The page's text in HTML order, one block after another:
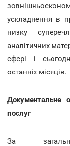
ускладнення в
низку
аналітичних
сфері і
останніх місяців.
Документальне
послуг
За